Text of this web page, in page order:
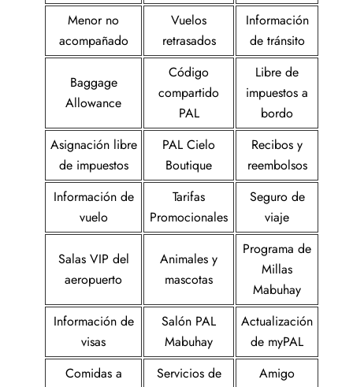
Menor no
acompañado
Vuelos
retrasados
Información
de tránsito
Baggage
Allowance
Código
compartido
PAL
Libre de
impuestos a
bordo
Asignación libre
de impuestos
PAL Cielo
Boutique
Recibos y
reembolsos
Información de
vuelo
Tarifas
Promocionales
Seguro de
viaje
Salas VIP del
aeropuerto
Animales y
mascotas
Programa de
Millas
Mabuhay
Información de
visas
Salón PAL
Mabuhay
Actualización
de myPAL
Comidas a
Servicios de
Amigo